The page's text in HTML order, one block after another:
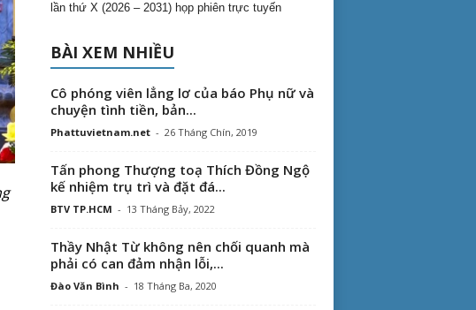
lần thứ X (2026 – 2031) họp phiên trực tuyến
BÀI XEM NHIỀU
Cô phóng viên lẳng lơ của báo Phụ nữ và
chuyện tình tiền, bản...
Phattuvietnam.net - 26 Tháng Chín, 2019
Tấn phong Thượng toạ Thích Đồng Ngộ
kế nhiệm trụ trì và đặt đá...
BTV TP.HCM - 13 Tháng Bảy, 2022
Thầy Nhật Từ không nên chối quanh mà
phải có can đảm nhận lỗi,...
Đào Văn Bình - 18 Tháng Ba, 2020